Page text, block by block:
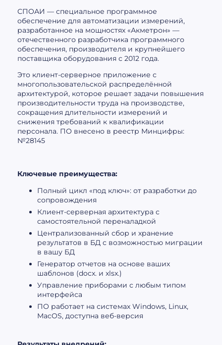
СПОАИ — специальное программное
обеспечение для автоматизации измерений,
разработанное на мощностях «Акметрон» —
отечественного разработчика программного
обеспечения, производителя и крупнейшего
поставщика оборудования с 2012 года.
Это клиент-серверное приложение с
многопользовательской распределённой
архитектурой, которое решает задачи повышения
производительности труда на производстве,
сокращения длительности измерений и
снижения требований к квалификации
персонала. ПО внесено в реестр Минцифры:
№28145
Ключевые преимущества:
Полный цикл «под ключ»: от разработки до
сопровождения
Клиент-серверная архитектура с
самостоятельной переналадкой
Централизованный сбор и хранение
результатов в БД с возможностью миграции
в вашу БД
Генератор отчетов на основе ваших
шаблонов (docx. и xlsx.)
Управление приборами с любым типом
интерфейса
ПО работает на системах Windows, Linux,
MacOS, доступна веб-версия